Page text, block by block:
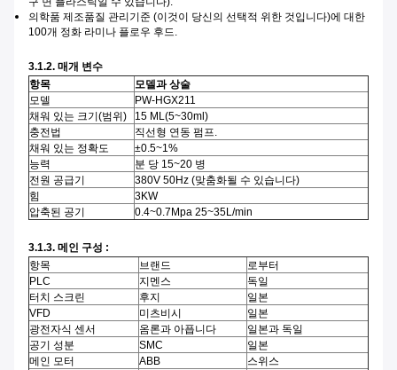
의학품 제조품질 관리기준 (이것이 당신의 선택적 위한 것입니다)에 대한
100개 정화 라미나 플로우 후드.
3.1.2. 매개 변수
항목
모델과 상술
모델
PW-HGX211
채워 있는 크기(범위)
15 ML(5~30ml)
충전법
직선형 연동 펌프.
채워 있는 정확도
±0.5~1%
능력
분 당 15~20 병
전원 공급기
380V 50Hz (맞춤화될 수 있습니다)
힘
3KW
압축된 공기
0.4~0.7Mpa 25~35L/min
3.1.3. 메인 구성 :
항목
브랜드
로부터
PLC
지멘스
독일
터치 스크린
후지
일본
VFD
미츠비시
일본
광전자식 센서
옴론과 아픕니다
일본과 독일
공기 성분
SMC
일본
메인 모터
ABB
스위스